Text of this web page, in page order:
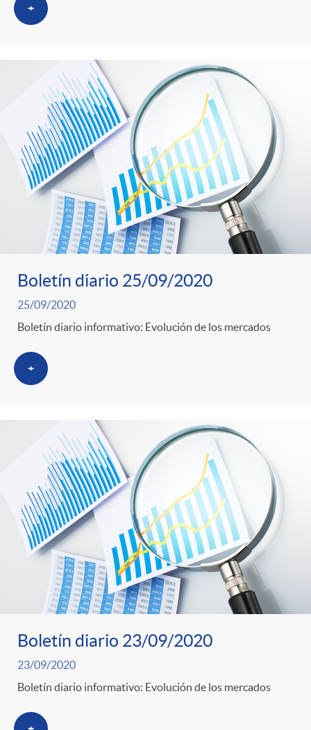
+
Boletín diario 25/09/2020
25/09/2020
Boletín diario informativo: Evolución de los mercados
+
Boletín diario 23/09/2020
23/09/2020
Boletín diario informativo: Evolución de los mercados